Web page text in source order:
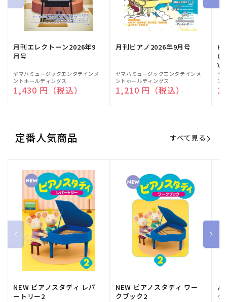
月刊エレクトーン2026年9
月号
販
売
元:
ヤマハミュージックエンタテインメ
ントホールディングス
通常価格
1,430 円（税込）
月刊ピアノ2026年9月号
販
売
元:
ヤマハミュージックエンタテインメ
ントホールディングス
通常価格
1,210 円（税込）
販
売
元:
ヤ
ン
定番人気商品 すべて見る
NEW ピアノスタディ レパ
ートリー2
NEW ピアノスタディ ワー
クブック2
バ
ク